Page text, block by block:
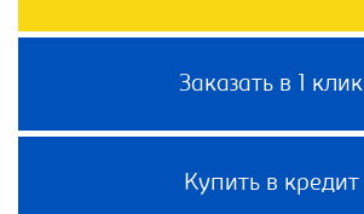
Заказать в 1 клик
Купить в кредит